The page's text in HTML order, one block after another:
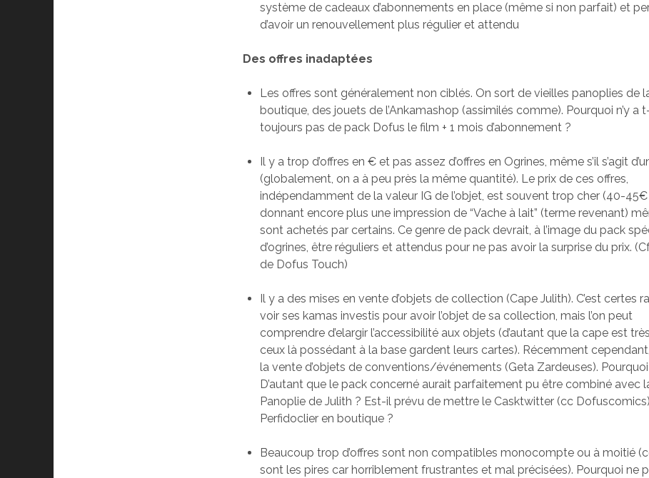
système de cadeaux d’abonnements en place (même si non parfait) et
d’avoir un renouvellement plus régulier et attendu
Des offres inadaptées
Les offres sont généralement non ciblés. On sort de vieilles panoplies de
boutique, des jouets de l’Ankamashop (assimilés comme). Pourquoi n’y a
toujours pas de pack Dofus le film + 1 mois d’abonnement ?
Il y a trop d’offres en € et pas assez d’offres en Ogrines, même s’il s’agit
(globalement, on a à peu près la même quantité). Le prix de ces offres,
indépendamment de la valeur IG de l’objet, est souvent trop cher (40-45€
donnant encore plus une impression de “Vache à lait” (terme revenant)
sont achetés par certains. Ce genre de pack devrait, à l’image du pack
d’ogrines, être réguliers et attendus pour ne pas avoir la surprise du prix.
de Dofus Touch)
Il y a des mises en vente d’objets de collection (Cape Julith). C’est certes
voir ses kamas investis pour avoir l’objet de sa collection, mais l’on peut
comprendre d’elargir l’accessibilité aux objets (d’autant que la cape est
ceux là possédant à la base gardent leurs cartes). Récemment
la vente d’objets de conventions/événements (Geta Zardeuses).
D’autant que le pack concerné aurait parfaitement pu être combiné avec
Panoplie de Julith ? Est-il prévu de mettre le Casktwitter (cc
Perfidoclier en boutique ?
Beaucoup trop d’offres sont non compatibles monocompte ou à moitié
sont les pires car horriblement frustrantes et mal précisées). Pourquoi ne